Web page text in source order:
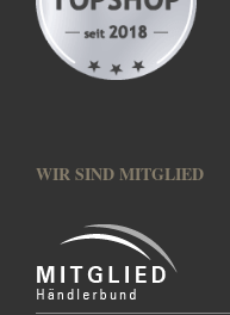
WIR SIND MITGLIED